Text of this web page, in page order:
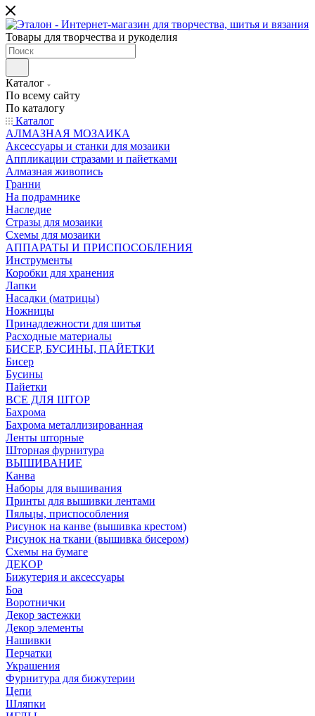
Товары для творчества и рукоделия
Каталог
По всему сайту
По каталогу
Каталог
АЛМАЗНАЯ МОЗАИКА
Аксессуары и станки для мозаики
Аппликации стразами и пайетками
Алмазная живопись
Гранни
На подрамнике
Наследие
Стразы для мозаики
Схемы для мозаики
АППАРАТЫ И ПРИСПОСОБЛЕНИЯ
Инструменты
Коробки для хранения
Лапки
Насадки (матрицы)
Ножницы
Принадлежности для шитья
Расходные материалы
БИСЕР, БУСИНЫ, ПАЙЕТКИ
Бисер
Бусины
Пайетки
ВСЕ ДЛЯ ШТОР
Бахрома
Бахрома металлизированная
Ленты шторные
Шторная фурнитура
ВЫШИВАНИЕ
Канва
Наборы для вышивания
Принты для вышивки лентами
Пяльцы, приспособления
Рисунок на канве (вышивка крестом)
Рисунок на ткани (вышивка бисером)
Схемы на бумаге
ДЕКОР
Бижутерия и аксессуары
Боа
Воротнички
Декор застежки
Декор элементы
Нашивки
Перчатки
Украшения
Фурнитура для бижутерии
Цепи
Шляпки